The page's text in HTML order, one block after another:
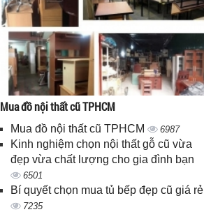
Mua đồ nội thất cũ TPHCM
Mua đồ nội thất cũ TPHCM 6987
Kinh nghiệm chọn nội thất gỗ cũ vừa
đẹp vừa chất lượng cho gia đình bạn
6501
Bí quyết chọn mua tủ bếp đẹp cũ giá rẻ
7235